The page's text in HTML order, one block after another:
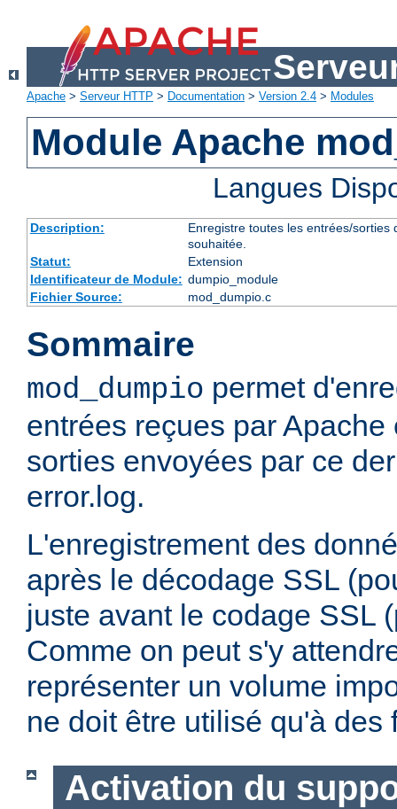
Apache > Serveur HTTP > Documentation > Version 2.4 > Modules
Module Apache
Langues
Description:
Enregistre toutes les entrées/
souhaitée.
Statut:
Extension
Identificateur de Module: dumpio_module
Fichier Source:
mod_dumpio.c
Sommaire
mod_dumpio permet
entrées reçues par Apache
sorties envoyées par ce
error.log.
L'enregistrement des
après le décodage SSL
juste avant le codage SSL
Comme on peut s'y
représenter un volume
ne doit être utilisé qu'à des
Activation du